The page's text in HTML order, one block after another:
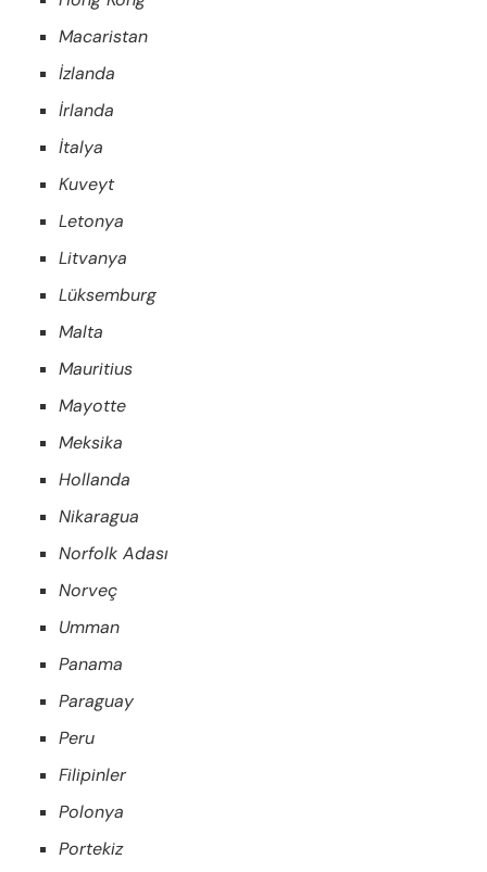
Macaristan
İzlanda
İrlanda
İtalya
Kuveyt
Letonya
Litvanya
Lüksemburg
Malta
Mauritius
Mayotte
Meksika
Hollanda
Nikaragua
Norfolk Adası
Norveç
Umman
Panama
Paraguay
Peru
Filipinler
Polonya
Portekiz